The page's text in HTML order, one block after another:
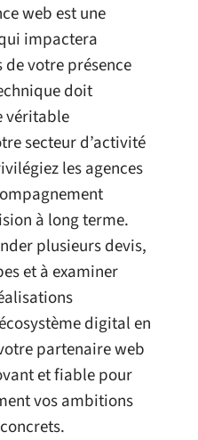
web est une
impactera
votre présence
doit
véritable
secteur d’activité
les agences
à long terme.
plusieurs devis,
et à examiner
digital en
partenaire web
et fiable pour
vos ambitions